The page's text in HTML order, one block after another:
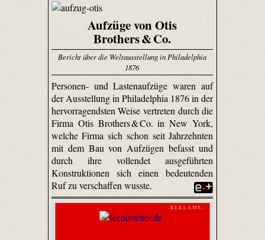
Aufzüge von Otis
Brothers & Co.
Bericht über die Weltausstellung in Philadelphia
1876
Personen- und Lastenaufzüge waren auf
der Ausstellung in Philadelphia 1876 in der
hervorragendsten Weise vertreten durch die
Firma Otis Brothers & Co. in New York,
welche Firma sich schon seit Jahrzehnten
mit dem Bau von Aufzügen befasst und
durch ihre vollendet ausgeführten
Konstruktionen sich einen bedeutenden
Ruf zu verschaffen wusste.
- R E K L A M E -